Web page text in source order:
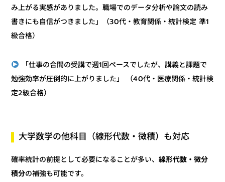
み上がる実感がありました。職場でのデータ分析や論文の読み
書きにも自信がつきました」（30代・教育関係・統計検定 準1
級合格）
「仕事の合間の受講で週1回ペースでしたが、講義と課題で
勉強効率が圧倒的に上がりました」 （40代・医療関係・統計検
定2級合格）
大学数学の他科目（線形代数・微積）も対応
確率統計の前提として必要になることが多い、線形代数・微分
積分の補強も可能です。